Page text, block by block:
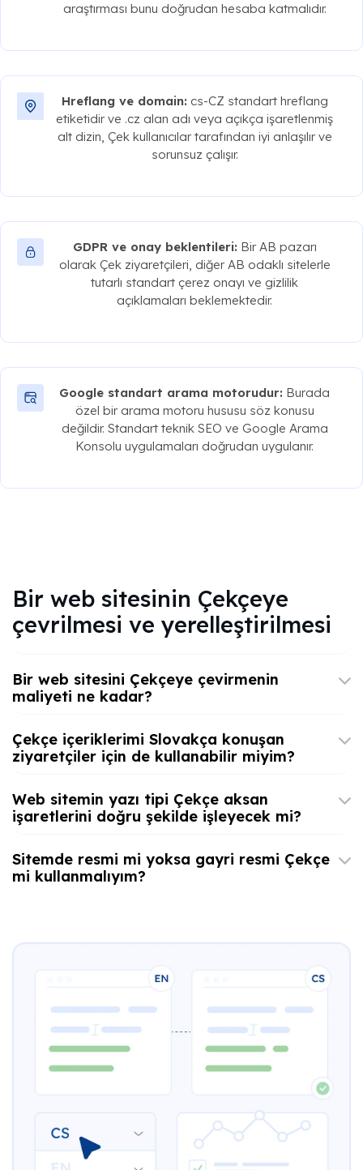
araştırması bunu doğrudan hesaba katmalıdır.
Hreflang ve domain: cs-CZ standart hreflang
etiketidir ve .cz alan adı veya açıkça işaretlenmiş
alt dizin, Çek kullanıcılar tarafından iyi anlaşılır ve
sorunsuz çalışır.
GDPR ve onay beklentileri: Bir AB pazarı
olarak Çek ziyaretçileri, diğer AB odaklı sitelerle
tutarlı standart çerez onayı ve gizlilik
açıklamaları beklemektedir.
Google standart arama motorudur: Burada
özel bir arama motoru hususu söz konusu
değildir. Standart teknik SEO ve Google Arama
Konsolu uygulamaları doğrudan uygulanır.
Bir web sitesinin Çekçeye
çevrilmesi ve yerelleştirilmesi
Bir web sitesini Çekçeye çevirmenin
maliyeti ne kadar?
Çekçe içeriklerimi Slovakça konuşan
ziyaretçiler için de kullanabilir miyim?
Web sitemin yazı tipi Çekçe aksan
işaretlerini doğru şekilde işleyecek mi?
Sitemde resmi mi yoksa gayri resmi Çekçe
mi kullanmalıyım?